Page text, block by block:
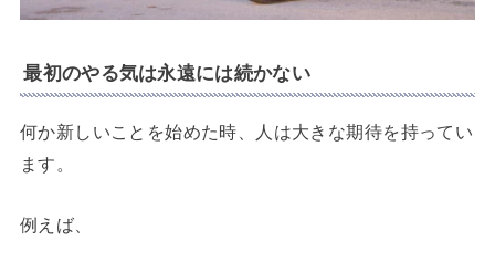
最初のやる気は永遠には続かない
何か新しいことを始めた時、人は大きな期待を持ってい
ます。
例えば、